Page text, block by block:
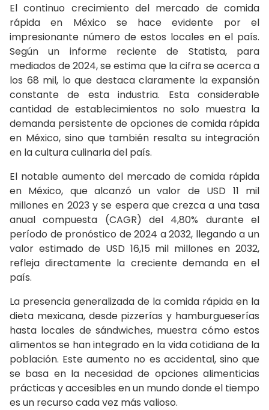
El continuo crecimiento del mercado de comida
rápida en México se hace evidente por el
impresionante número de estos locales en el país.
Según un informe reciente de Statista, para
mediados de 2024, se estima que la cifra se acerca a
los 68 mil, lo que destaca claramente la expansión
constante de esta industria. Esta considerable
cantidad de establecimientos no solo muestra la
demanda persistente de opciones de comida rápida
en México, sino que también resalta su integración
en la cultura culinaria del país.
El notable aumento del mercado de comida rápida
en México, que alcanzó un valor de USD 11 mil
millones en 2023 y se espera que crezca a una tasa
anual compuesta (CAGR) del 4,80% durante el
período de pronóstico de 2024 a 2032, llegando a un
valor estimado de USD 16,15 mil millones en 2032,
refleja directamente la creciente demanda en el
país.
La presencia generalizada de la comida rápida en la
dieta mexicana, desde pizzerías y hamburgueserías
hasta locales de sándwiches, muestra cómo estos
alimentos se han integrado en la vida cotidiana de la
población. Este aumento no es accidental, sino que
se basa en la necesidad de opciones alimenticias
prácticas y accesibles en un mundo donde el tiempo
es un recurso cada vez más valioso.